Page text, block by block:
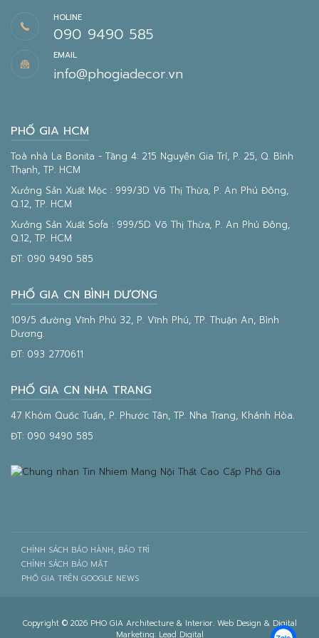
HOLINE
090 9490 585
EMAIL
info@phogiadecor.vn
PHỐ GIA HCM
Toà nhà La Bonita - Tầng 4: 215 Nguyễn Gia Trí, P. 25, Q. Bình
Thạnh, TP. HCM
Xưởng Sản Xuất Mộc : 999/3D Võ Thị Thừa, P. An Phú Đông,
Q.12, TP. HCM
Xưởng Sản Xuất Sofa : 999/5D Võ Thị Thừa, P. An Phú Đông,
Q.12, TP. HCM
ĐT: 090 9490 585
PHỐ GIA CN BÌNH DƯƠNG
109/5 đường Vĩnh Phú 32, P. Vĩnh Phú, TP. Thuận An, Bình
Dương.
ĐT: 093 2770611
PHỐ GIA CN NHA TRANG
47 Khóm Quốc Tuấn, P. Phước Tân, TP. Nha Trang, Khánh Hòa.
ĐT: 090 9490 585
CHÍNH SÁCH BẢO HÀNH, BẢO TRÌ
CHÍNH SÁCH BẢO MẬT
PHỐ GIA TRÊN GOOGLE NEWS
Copyright © 2026 PHO GIA Architecture & Interior. Web Design & Digital
Marketing: Lead Digital